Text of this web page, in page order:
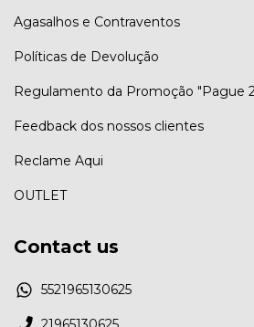
Agasalhos e Contraventos
Políticas de Devolução
Regulamento da Promoção "Pague
Feedback dos nossos clientes
Reclame Aqui
OUTLET
Contact us
5521965130625